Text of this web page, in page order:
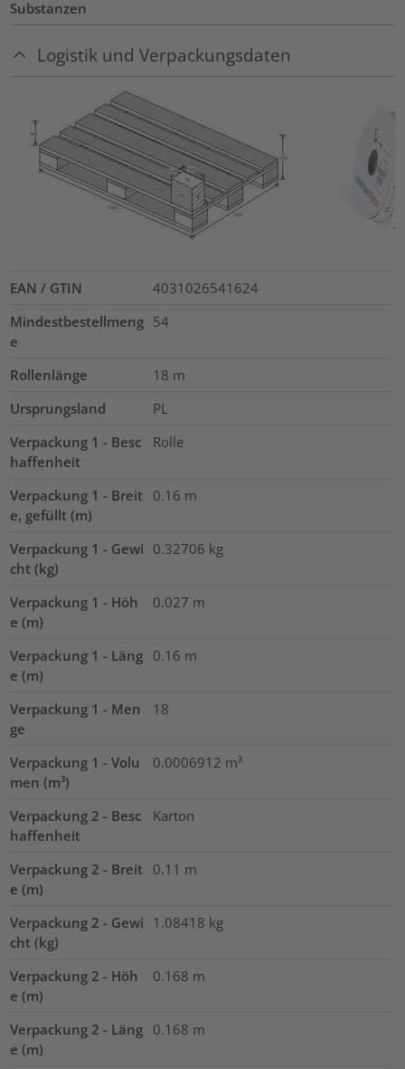
Substanzen
Logistik und Verpackungsdaten
EAN / GTIN
4031026541624
Mindestbestellmeng
e
54
Rollenlänge 18 m
Ursprungsland
PL
Verpackung 1 - Besc
haffenheit
Rolle
Verpackung 1 - Breit
e, gefüllt (m)
0.16 m
Verpackung 1 - Gewi
cht (kg)
0.32706 kg
Verpackung 1 - Höh
e (m)
0.027 m
Verpackung 1 - Läng
e (m)
0.16 m
Verpackung 1 - Men
ge
18
Verpackung 1 - Volu
men (m³)
0.0006912 m³
Verpackung 2 - Besc
haffenheit
Karton
Verpackung 2 - Breit
e (m)
0.11 m
Verpackung 2 - Gewi
cht (kg)
1.08418 kg
Verpackung 2 - Höh
e (m)
0.168 m
Verpackung 2 - Läng
e (m)
0.168 m